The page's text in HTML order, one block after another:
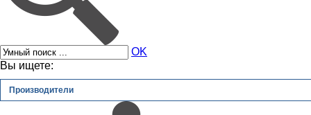
OK
Вы ищете:
Производители